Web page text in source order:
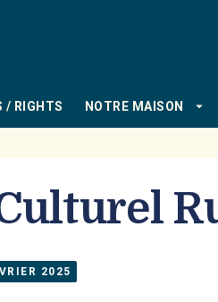
/ RIGHTS NOTRE MAISON arrow_drop_down
2025